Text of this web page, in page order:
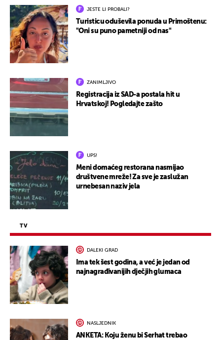
JESTE LI PROBALI?
Turisticu oduševila ponuda u Primoštenu:
"Oni su puno pametniji od nas"
ZANIMLJIVO
Registracija iz SAD-a postala hit u
Hrvatskoj! Pogledajte zašto
UPS!
Meni domaćeg restorana nasmijao
društvene mreže! Za sve je zaslužan
urnebesan naziv jela
TV
DALEKI GRAD
Ima tek šest godina, a već je jedan od
najnagrađivanijih dječjih glumaca
NASLJEDNIK
ANKETA: Koju ženu bi Serhat trebao